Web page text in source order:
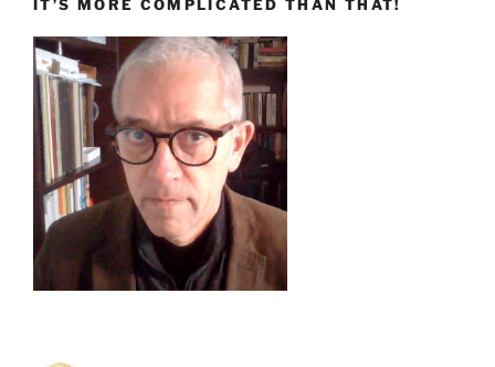
IT’S MORE COMPLICATED THAN THAT!